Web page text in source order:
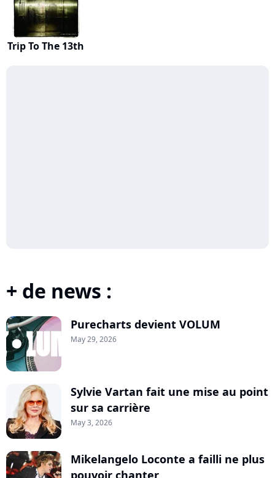
Trip To The 13th
+ de news :
Purecharts devient VOLUM
May 29, 2026
Sylvie Vartan fait une mise au point
sur sa carrière
May 3, 2026
Mikelangelo Loconte a failli ne plus
pouvoir chanter